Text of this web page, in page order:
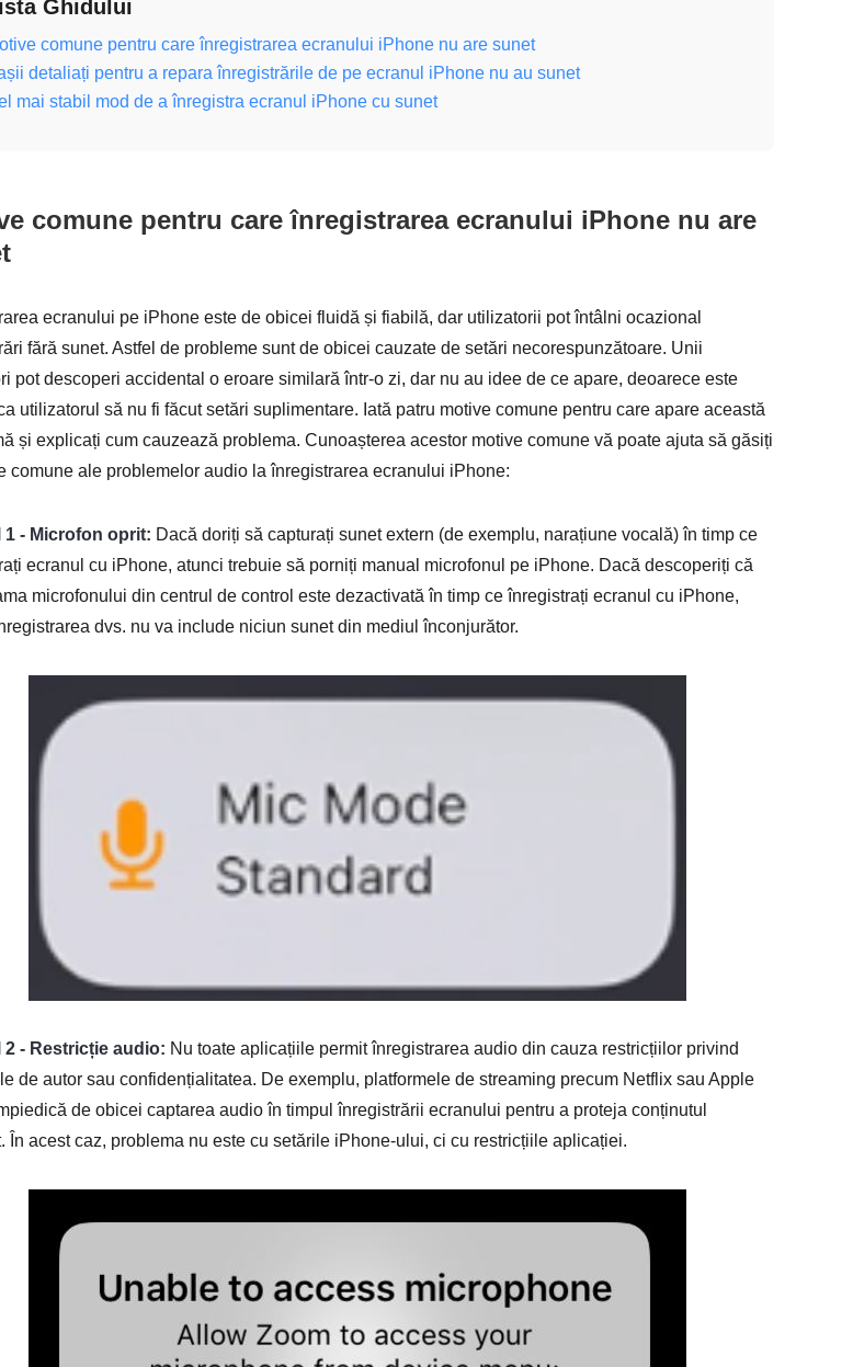
Ghidului
comune pentru care înregistrarea ecranului iPhone nu are sunet
detaliați pentru a repara înregistrările de pe ecranul iPhone nu au sunet
mai stabil mod de a înregistra ecranul iPhone cu sunet
comune pentru care înregistrarea ecranului iPhone nu are
ecranului pe iPhone este de obicei fluidă și fiabilă, dar utilizatorii pot întâlni ocazional
fără sunet. Astfel de probleme sunt de obicei cauzate de setări necorespunzătoare. Unii
pot descoperi accidental o eroare similară într-o zi, dar nu au idee de ce apare, deoarece este
utilizatorul să nu fi făcut setări suplimentare. Iată patru motive comune pentru care apare această
și explicați cum cauzează problema. Cunoașterea acestor motive comune vă poate ajuta să găsiți
comune ale problemelor audio la înregistrarea ecranului iPhone:
1 - Microfon oprit: Dacă doriți să capturați sunet extern (de exemplu, narațiune vocală) în timp ce
ecranul cu iPhone, atunci trebuie să porniți manual microfonul pe iPhone. Dacă descoperiți că
microfonului din centrul de control este dezactivată în timp ce înregistrați ecranul cu iPhone,
dvs. nu va include niciun sunet din mediul înconjurător.
2 - Restricție audio: Nu toate aplicațiile permit înregistrarea audio din cauza restricțiilor privind
de autor sau confidențialitatea. De exemplu, platformele de streaming precum Netflix sau Apple
de obicei captarea audio în timpul înregistrării ecranului pentru a proteja conținutul
În acest caz, problema nu este cu setările iPhone-ului, ci cu restricțiile aplicației.